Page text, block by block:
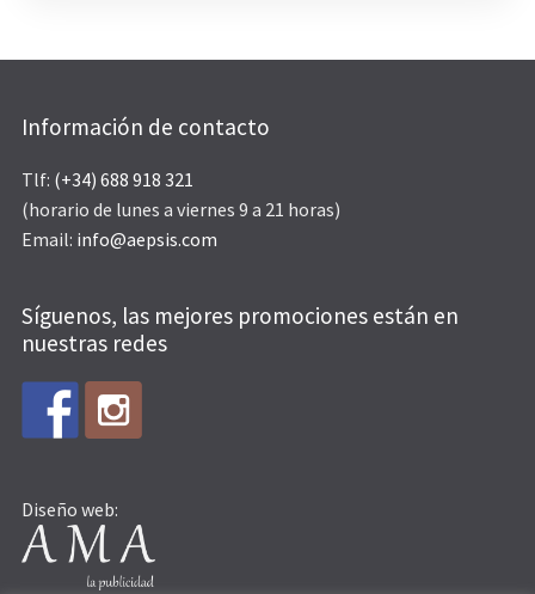
Información de contacto
Tlf: (+34) 688 918 321
(horario de lunes a viernes 9 a 21 horas)
Email: info@aepsis.com
Síguenos, las mejores promociones están en
nuestras redes
Diseño web: